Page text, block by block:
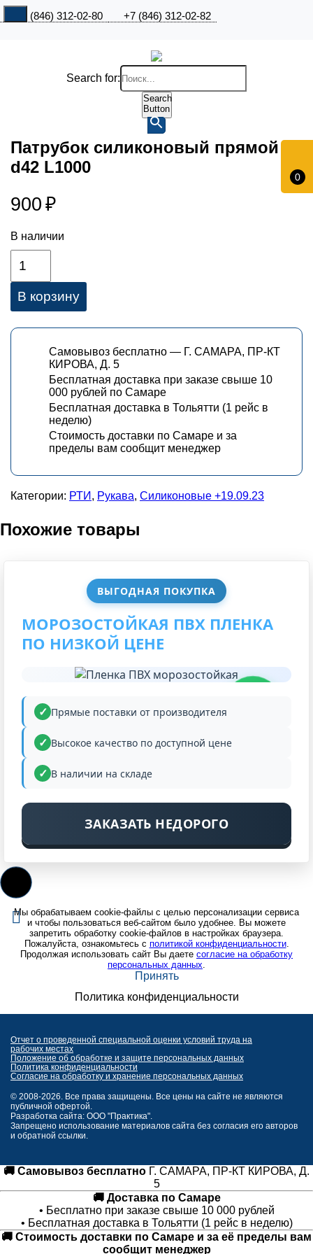
+7 (846) 312-02-80 +7 (846) 312-02-82
0
Search for:
Search
Button
ВЫГОДНАЯ ПОКУПКА
МОРОЗОСТОЙКАЯ ПВХ ПЛЕНКА
ПО НИЗКОЙ ЦЕНЕ
Прямые поставки от производителя
Высокое качество по доступной цене
В наличии на складе
ЗАКАЗАТЬ НЕДОРОГО
Патрубок силиконовый прямой
d42 L1000
900 ₽
В наличии
В корзину
Самовывоз бесплатно — Г. САМАРА, ПР-КТ
КИРОВА, Д. 5
Бесплатная доставка при заказе свыше 10
000 рублей по Самаре
Бесплатная доставка в Тольятти (1 рейс в
неделю)
Стоимость доставки по Самаре и за
пределы вам сообщит менеджер
Категории: РТИ , Рукава, Силиконовые +19.09.23
Похожие товары
Мы обрабатываем cookie-файлы с целью персонализации сервиса
и чтобы пользоваться веб-сайтом было удобнее. Вы можете
запретить обработку cookie-файлов в настройках браузера.
Пожалуйста, ознакомьтесь с политикой конфиденциальности.
Продолжая использовать сайт Вы даете согласие на обработку
персональных данных.
Принять
Политика конфиденциальности
Отчет о проведенной специальной оценки условий труда на
рабочих местах
Положение об обработке и защите персональных данных
Политика конфиденциальности
Согласие на обработку и хранение персональных данных
© 2008-2026. Все права защищены. Все цены на сайте не являются
публичной офертой.
Разработка сайта: ООО "Практика".
Запрещено использование материалов сайта без согласия его авторов
и обратной ссылки.
🚚 Самовывоз бесплатно Г. САМАРА, ПР-КТ КИРОВА, Д.
5
🚚 Доставка по Самаре
• Бесплатно при заказе свыше 10 000 рублей
• Бесплатная доставка в Тольятти (1 рейс в неделю)
🚚 Стоимость доставки по Самаре и за её пределы вам
сообщит менеджер